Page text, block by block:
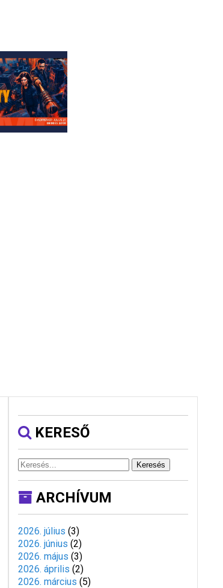
KERESŐ
Keresés
ARCHÍVUM
2026. július (3)
2026. június (2)
2026. május (3)
2026. április (2)
2026. március (5)